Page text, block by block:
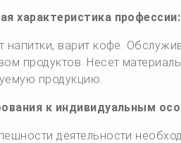
характеристика
напитки, варит кофе.
продуктов. Несет
продукцию.
к индивидуальным
деятельности